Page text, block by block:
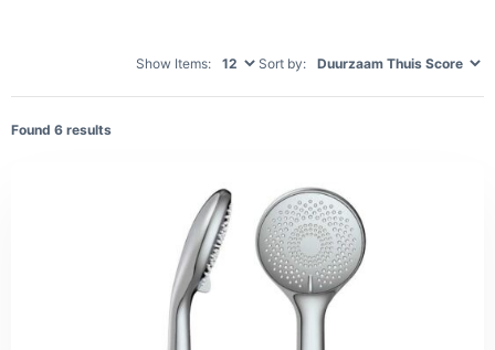
Show Items: Sort by:
Found 6 results